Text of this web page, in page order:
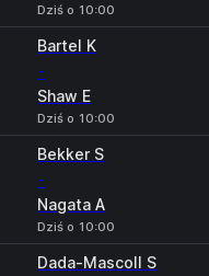
Dziś o 10:00
Bartel K
-
Shaw E
Dziś o 10:00
Bekker S
-
Nagata A
Dziś o 10:00
Dada-Mascoll S